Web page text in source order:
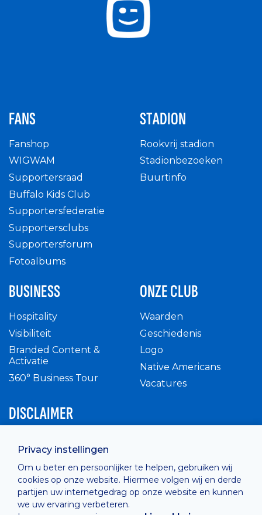
Privacy instellingen
Om u beter en persoonlijker te helpen, gebruiken wij
cookies op onze website. Hiermee volgen wij en derde
partijen uw internetgedrag op onze website en kunnen
we uw ervaring verbeteren.
FANS
Fanshop
WIGWAM
Supportersraad
Buffalo Kids Club
Supportersfederatie
Supportersclubs
Supportersforum
Fotoalbums
STADION
Rookvrij stadion
Stadionbezoeken
Buurtinfo
BUSINESS
Hospitality
Visibiliteit
Branded Content &
Activatie
360° Business Tour
ONZE CLUB
Waarden
Geschiedenis
Logo
Native Americans
Vacatures
DISCLAIMER
Privacy Policy
Cashless
verkoopsvoorwaarden
Cookie Policy